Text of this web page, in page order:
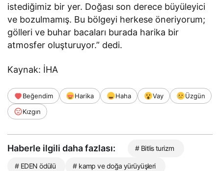
istediğimiz bir yer. Doğası son derece büyüleyici
ve bozulmamış. Bu bölgeyi herkese öneriyorum;
gölleri ve buhar bacaları burada harika bir
atmosfer oluşturuyor.” dedi.
Kaynak: İHA
Beğendim Harika Haha Vay
Üzgün
Kızgın
Haberle ilgili daha fazlası: # Bitlis turizm
# EDEN ödülü # kamp ve doğa yürüyüşleri